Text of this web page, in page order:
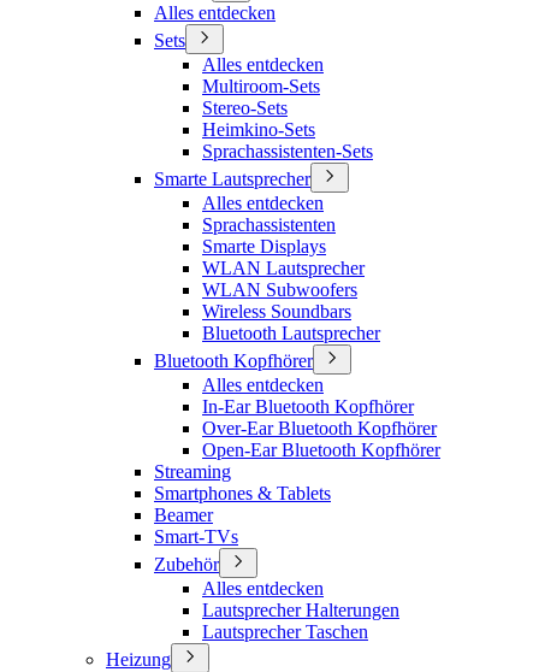
Alles entdecken
Sets
Alles entdecken
Multiroom-Sets
Stereo-Sets
Heimkino-Sets
Sprachassistenten-Sets
Smarte Lautsprecher
Alles entdecken
Sprachassistenten
Smarte Displays
WLAN Lautsprecher
WLAN Subwoofers
Wireless Soundbars
Bluetooth Lautsprecher
Bluetooth Kopfhörer
Alles entdecken
In-Ear Bluetooth Kopfhörer
Over-Ear Bluetooth Kopfhörer
Open-Ear Bluetooth Kopfhörer
Streaming
Smartphones & Tablets
Beamer
Smart-TVs
Zubehör
Alles entdecken
Lautsprecher Halterungen
Lautsprecher Taschen
Heizung